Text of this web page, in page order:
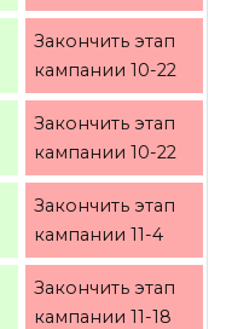
Закончить этап
кампании 10-22
Закончить этап
кампании 10-22
Закончить этап
кампании 11-4
Закончить этап
кампании 11-18